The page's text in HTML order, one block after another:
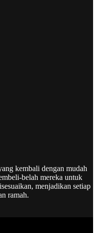
kembali dengan mudah
belah mereka untuk
menjadikan setiap
ramah.